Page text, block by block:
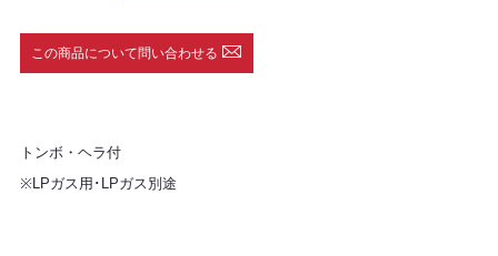
この商品について問い合わせる
トンボ・ヘラ付
※LPガス用･LPガス別途